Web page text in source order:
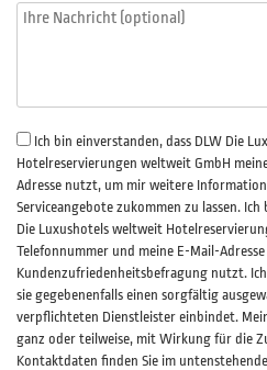
Ich bin einverstanden, dass DLW Die
Hotelreservierungen weltweit GmbH
Adresse nutzt, um mir weitere
Serviceangebote zukommen zu lassen.
Die Luxushotels weltweit
Telefonnummer und meine E-Mail-
Kundenzufriedenheitsbefragung nutzt.
sie gegebenenfalls einen sorgfältig
verpflichteten Dienstleister einbindet.
ganz oder teilweise, mit Wirkung für die
Kontaktdaten finden Sie im